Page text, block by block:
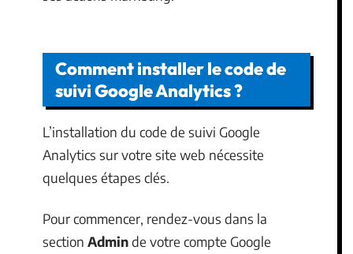
Comment installer le code de
suivi Google Analytics ?
L’installation du code de suivi Google
Analytics sur votre site web nécessite
quelques étapes clés.
Pour commencer, rendez-vous dans la
section Adminde votre compte Google